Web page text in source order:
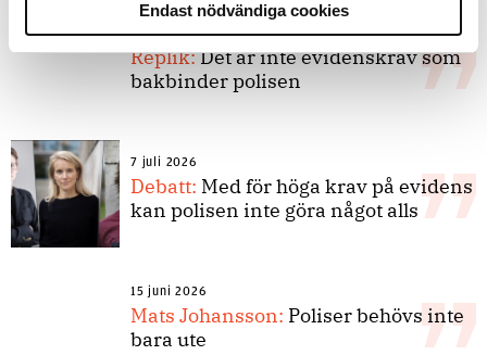
Endast nödvändiga cookies
8 juli 2026
Replik:Det är inte evidenskrav som
bakbinder polisen
7 juli 2026
Debatt: Med för höga krav på evidens
kan polisen inte göra något alls
15 juni 2026
Mats Johansson: Poliser behövs inte
bara ute